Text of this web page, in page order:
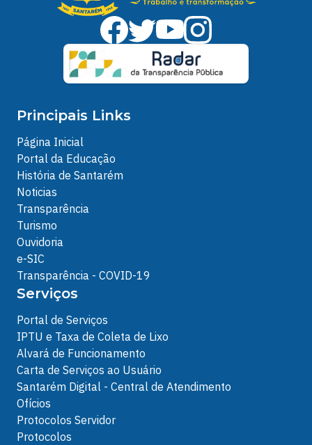
Principais Links
Página Inicial
Portal da Educação
História de Santarém
Noticias
Transparência
Turismo
Ouvidoria
e-SIC
Transparência - COVID-19
Serviços
Portal de Serviços
IPTU e Taxa de Coleta de Lixo
Alvará de Funcionamento
Carta de Serviços ao Usuário
Santarém Digital - Central de Atendimento
Ofícios
Protocolos Servidor
Protocolos